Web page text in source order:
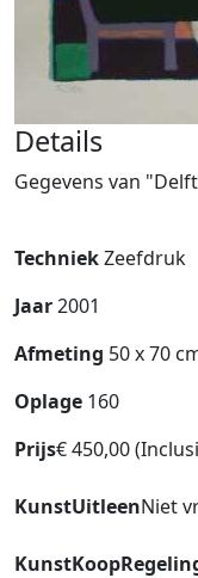
Details
Gegevens van
TechniekZeefdruk
Jaar2001
Afmeting 50 x 70
Oplage 160
Prijs€ 450,00
KunstUitleenNiet